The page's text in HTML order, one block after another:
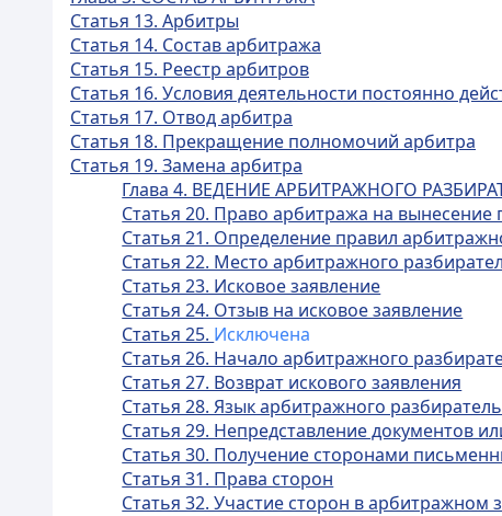
Статья 13. Арбитры
Статья 14. Состав арбитража
Статья 15. Реестр арбитров
Статья 16. Условия деятельности постоянно
Статья 17. Отвод арбитра
Статья 18. Прекращение полномочий арбитра
Статья 19. Замена арбитра
Глава 4. ВЕДЕНИЕ АРБИТРАЖНОГО
Статья 20. Право арбитража на
Статья 21. Определение правил
Статья 22. Место арбитражного
Статья 23. Исковое заявление
Статья 24. Отзыв на исковое заявление
Статья 25. Исключена
Статья 26. Начало арбитражного
Статья 27. Возврат искового заявления
Статья 28. Язык арбитражного
Статья 29. Непредставление документов
Статья 30. Получение сторонами
Статья 31. Права сторон
Статья 32. Участие сторон в арбитражном